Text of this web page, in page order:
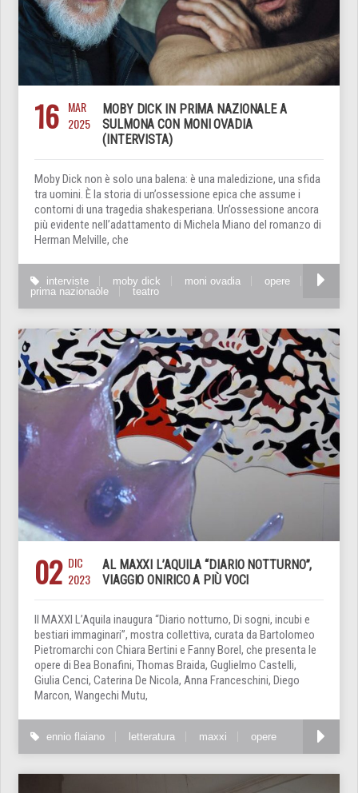
16 MAR
2025
MOBY DICK IN PRIMA NAZIONALE A
SULMONA CON MONI OVADIA
(INTERVISTA)
Moby Dick non è solo una balena: è una maledizione, una sfida
tra uomini. È la storia di un’ossessione epica che assume i
contorni di una tragedia shakesperiana. Un’ossessione ancora
più evidente nell’adattamento di Michela Miano del romanzo di
Herman Melville, che
interviste moby dick moni ovadia
opere
prima nazionaòle
teatro
02 DIC
2023
AL MAXXI L’AQUILA “DIARIO NOTTURNO”,
VIAGGIO ONIRICO A PIÙ VOCI
Il MAXXI L’Aquila inaugura “Diario notturno, Di sogni, incubi e
bestiari immaginari”, mostra collettiva, curata da Bartolomeo
Pietromarchi con Chiara Bertini e Fanny Borel, che presenta le
opere di Bea Bonafini, Thomas Braida, Guglielmo Castelli,
Giulia Cenci, Caterina De Nicola, Anna Franceschini, Diego
Marcon, Wangechi Mutu,
ennio flaiano letteratura maxxi opere